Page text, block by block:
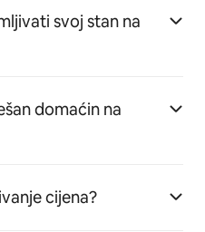
svoj stan na
domaćin na
cijena?